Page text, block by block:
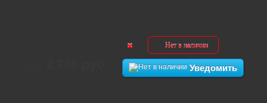
Нет в наличии
Уведомить